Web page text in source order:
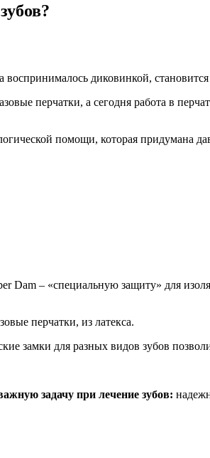
диковинкой,
перчатки, а сегодня работа в
помощи, которая придумана
– «специальную защиту» для
перчатки, из латекса.
замки для разных видов зубов
задачу при лечение зубов: